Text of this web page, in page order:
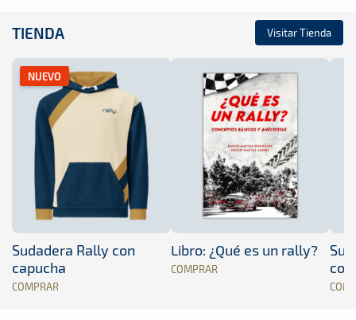
TIENDA Visitar Tienda
NUEVO
Sudadera Rally con
capucha
COMPRAR
Libro: ¿Qué es un rally?
COMPRAR